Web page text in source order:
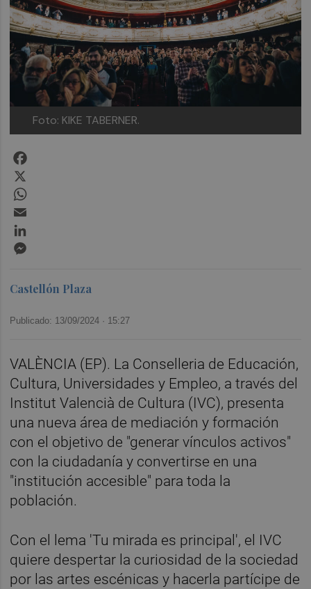
Foto: KIKE TABERNER.
Castellón Plaza
Publicado: 13/09/2024 · 15:27
VALÈNCIA (EP). La Conselleria de Educación,
Cultura, Universidades y Empleo, a través del
Institut Valencià de Cultura (IVC), presenta
una nueva área de mediación y formación
con el objetivo de "generar vínculos activos"
con la ciudadanía y convertirse en una
"institución accesible" para toda la
población.
Con el lema 'Tu mirada es principal', el IVC
quiere despertar la curiosidad de la sociedad
por las artes escénicas y hacerla partícipe de